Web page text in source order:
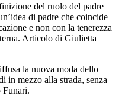
del ruolo del padre
di padre che coincide
e non con la tenerezza
Articolo di Giulietta
la nuova moda dello
in mezzo alla strada, senza
Funari.